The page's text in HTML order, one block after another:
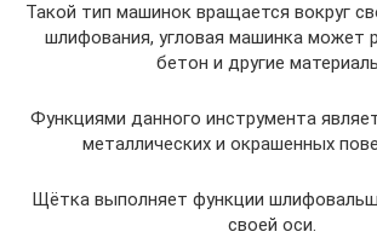
Такой тип машинок вращается вокруг
шлифования, угловая машинка может
бетон и другие
Функциями данного инструмента
металлических и окрашенных
Щётка выполняет функции
своей оси.